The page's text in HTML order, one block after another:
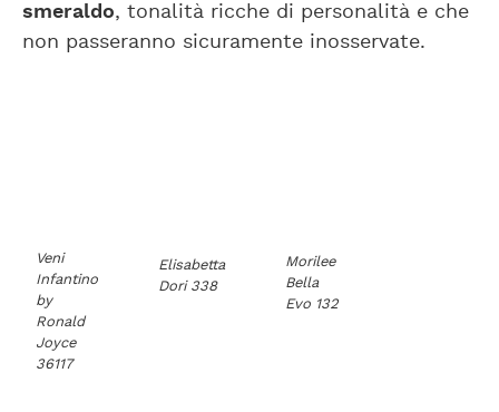
smeraldo, tonalità ricche di personalità e che
non passeranno sicuramente inosservate.
Veni
Infantino
by
Ronald
Joyce
36117
Elisabetta
Dori 338
Morilee
Bella
Evo 132